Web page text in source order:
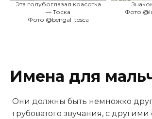
Эта голубоглазая красотка
— Тоска
Фото @bengal_tosca
Фото
Имена для
Они должны быть немножко
грубоватого звучания, с